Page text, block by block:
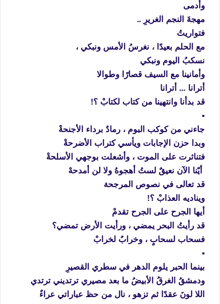
وأدمى
مهجةَ النجم الغريرِ ..
فتواريتُ
مع الحلم بعيدًا ، نغرسُ الأمس ونبكي ،
نسكبُ اليوم ونبكي
وأمانينا مع السيف قصارًا وطوالا
أترانا … أترانا
قد بدأنا وانتهينا من كتاب لكتابْ ؟!
▪️
جاءني من كوكب البوم ، رمادٌ برداء الأجنحةْ
وبدا حزن الإجابات ويأسي كتراب الأضرحةْ
فتناثرت على الموت ، وأشعلت بوجهي الأسلحةْ
أيّنا الآن نعيقٌ لستُ أهجوهُ ولا لن أمدحهْ
قد تعالى في نصوص المرجحة
ويناديه العذابْ ؟!
أيها الجرح على الجرح تقدمْ
قد رأيتُ البحر يمضي ، ورأيت الأرض تمضي؟
فسحاب لسحابٍ ، وخرابٌ لخرابْ
▪️
بينما الحبر يلوم الدهر في سطري القصيرِ
ودمشقُ الغرقُ الأبيضُ ما بعد مصيري ترتديني ترتدي
اللا لونَ عقدًا ثم تزهو ، نال من حظ عباراتي عراءٌ